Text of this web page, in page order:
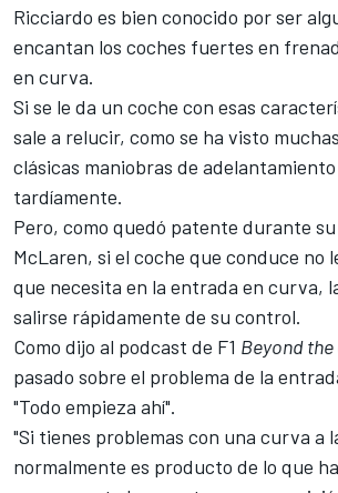
Ricciardo es bien conocido por ser
encantan los coches fuertes en
en curva.
Si se le da un coche con esas
sale a relucir, como se ha visto
clásicas maniobras de
tardíamente.
Pero, como quedó patente durante
McLaren, si el coche que conduce no
que necesita en la entrada en curva,
salirse rápidamente de su control.
Como dijo al podcast de F1 Beyond the
pasado sobre el problema de la
"Todo empieza ahí".
"Si tienes problemas con una curva a
normalmente es producto de lo que